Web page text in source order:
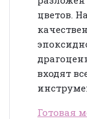
цветов.
входят
Готовая